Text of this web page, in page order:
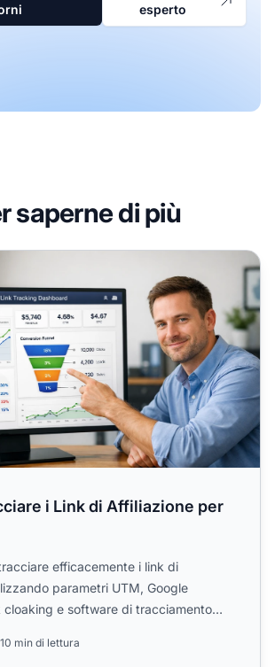
esperto
saperne di più
Link di Affiliazione per Marketer
i Link di Affiliazione per
efficacemente i link di
parametri UTM, Google
cloaking e software di tracciamento
10 min di lettura